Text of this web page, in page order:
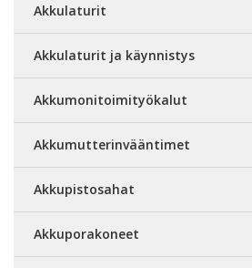
Akkulaturit
Akkulaturit ja käynnistys
Akkumonitoimityökalut
Akkumutterinvääntimet
Akkupistosahat
Akkuporakoneet